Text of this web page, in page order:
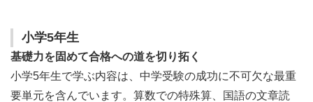
小学5年生
基礎力を固めて合格への道を切り拓く
小学5年生で学ぶ内容は、中学受験の成功に不可欠な最重
要単元を含んでいます。算数での特殊算、国語の文章読